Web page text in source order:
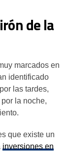
de la
marcados en
identificado
las tardes,
la noche,
que existe un
inversiones en